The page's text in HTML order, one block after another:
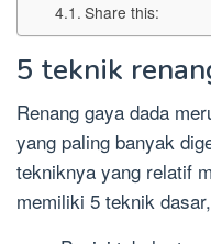
Share this:
5 teknik
Renang gaya dada
yang paling banyak
tekniknya yang relatif
memiliki 5 teknik